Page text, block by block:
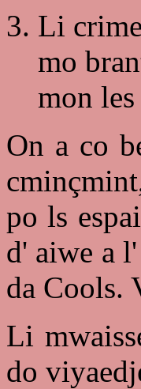
Li
mo
mon
On a co
po ls
d' aiwe a
da Cools.
Li
do